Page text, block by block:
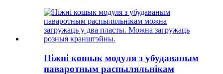
Ніжні кошык модуля з убудаваным
паваротным распыляльнікам